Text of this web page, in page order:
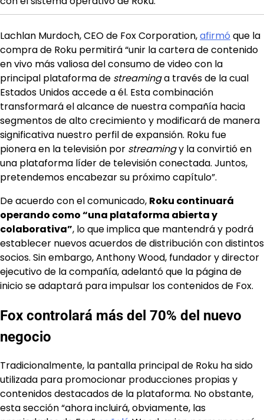
Lachlan Murdoch, CEO de Fox Corporation,afirmó que la
compra de Roku permitirá “unir la cartera de contenido
en vivo más valiosa del consumo de video con la
principal plataforma de streaminga través de la cual
Estados Unidos accede a él. Esta combinación
transformará el alcance de nuestra compañía hacia
segmentos de alto crecimiento y modificará de manera
significativa nuestro perfil de expansión. Roku fue
pionera en la televisión por streamingy la convirtió en
una plataforma líder de televisión conectada. Juntos,
pretendemos encabezar su próximo capítulo”.
De acuerdo con el comunicado, Roku continuará
operando como “una plataforma abierta y
colaborativa”, lo que implica que mantendrá y podrá
establecer nuevos acuerdos de distribución con distintos
socios. Sin embargo, Anthony Wood, fundador y director
ejecutivo de la compañía, adelantó que la página de
inicio se adaptará para impulsar los contenidos de Fox.
Fox controlará más del 70% del nuevo
negocio
Tradicionalmente, la pantalla principal de Roku ha sido
utilizada para promocionar producciones propias y
contenidos destacados de la plataforma. No obstante,
esta sección “ahora incluirá, obviamente, las